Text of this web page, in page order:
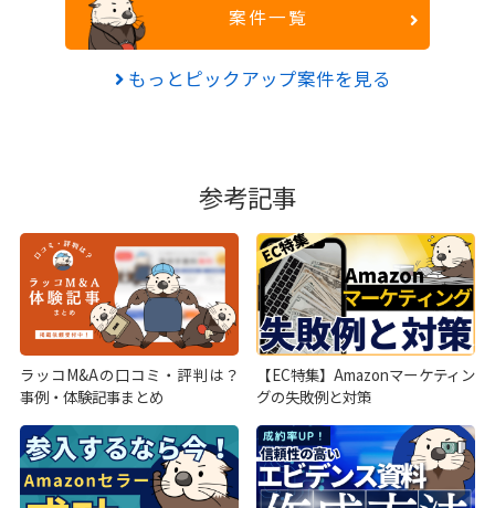
案件一覧
もっとピックアップ案件を見る
参考記事
ラッコM&Aの口コミ・評判は？
事例・体験記事まとめ
【EC特集】Amazonマーケティン
グの失敗例と対策